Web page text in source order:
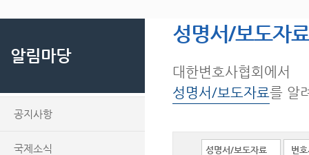
알림마당
공지사항
국제소식
성명서/보도자료
대한변호사협회에서
성명서/보도자료를 알